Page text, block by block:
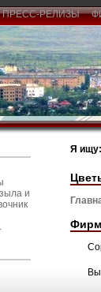
РЕЛИЗЫ
и
.
Я ищу: